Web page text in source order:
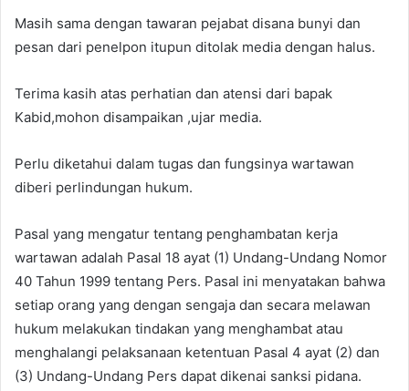
Masih sama dengan tawaran pejabat disana bunyi dan
pesan dari penelpon itupun ditolak media dengan halus.
Terima kasih atas perhatian dan atensi dari bapak
Kabid,mohon disampaikan ,ujar media.
Perlu diketahui dalam tugas dan fungsinya wartawan
diberi perlindungan hukum.
Pasal yang mengatur tentang penghambatan kerja
wartawan adalah Pasal 18 ayat (1) Undang-Undang Nomor
40 Tahun 1999 tentang Pers. Pasal ini menyatakan bahwa
setiap orang yang dengan sengaja dan secara melawan
hukum melakukan tindakan yang menghambat atau
menghalangi pelaksanaan ketentuan Pasal 4 ayat (2) dan
(3) Undang-Undang Pers dapat dikenai sanksi pidana.